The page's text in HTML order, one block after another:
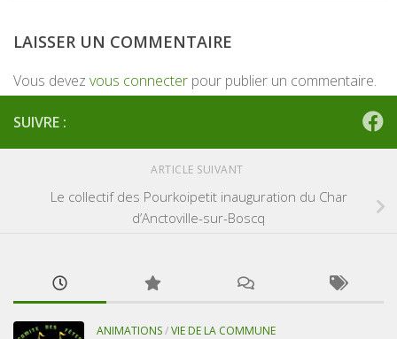
LAISSER UN COMMENTAIRE
Vous devez vous connecter pour publier un commentaire.
SUIVRE :
ARTICLE SUIVANT
Le collectif des Pourkoipetit inauguration du Char
d’Anctoville-sur-Boscq
ANIMATIONS/VIE DE LA COMMUNE